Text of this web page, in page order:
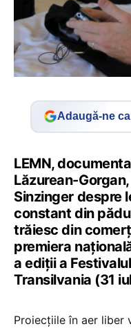
Adaugă-ne
LEMN,
Lăzurean-
Sinzinger despre
constant din
trăiesc din
premiera
a ediții a
Transilvania (31
Proiecțiile în aer liber